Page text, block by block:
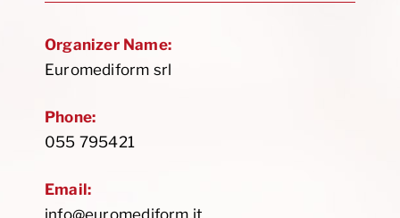
Organizer Name:
Euromediform srl
Phone:
055 795421
Email: